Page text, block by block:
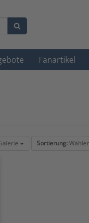
Fanartikel
Sortierung:Wählen